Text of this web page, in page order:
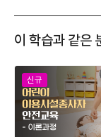
이 학습과 같은
신규